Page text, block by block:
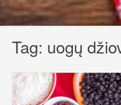
Tag: uogų